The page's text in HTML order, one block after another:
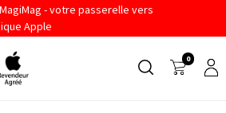
- votre passerelle vers
Apple
0